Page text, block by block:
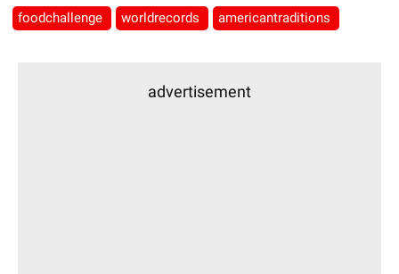
foodchallenge worldrecords americantraditions
advertisement